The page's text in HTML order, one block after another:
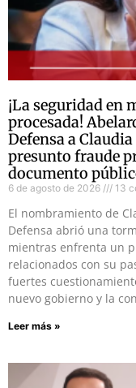
¡La seguridad en
procesada!
Defensa a
presunto fraude
documento
6 de agosto de 2026 13
El nombramiento de
Defensa abrió una
mientras enfrenta un
relacionados con su
fuertes
nuevo gobierno y la
Leer más »